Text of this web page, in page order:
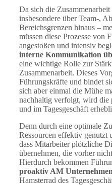
Da sich die
insbesondere über Team-,
Bereichsgrenzen hinaus –
müssen diese Prozesse von
angestoßen und intensiv
interne Kommunikation
eine wichtige Rolle zur
Zusammenarbeit. Dieses
Führungskräfte und bindet
sich aber einmal die Mühe
nachhaltig verfolgt, wird die
und im Tagesgeschäft
Denn durch eine optimale
Ressourcen effektiv genutzt
dass Mitarbeiter plötzliche
übernehmen, die vorher
Hierdurch bekommen
proaktiv AM
Hamsterrad des